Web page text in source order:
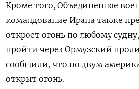
Кроме того, Объединенное
командование Ирана также
откроет огонь по любому
пройти через Ормузский
сообщили, что ⁠по двум
открыт огонь.